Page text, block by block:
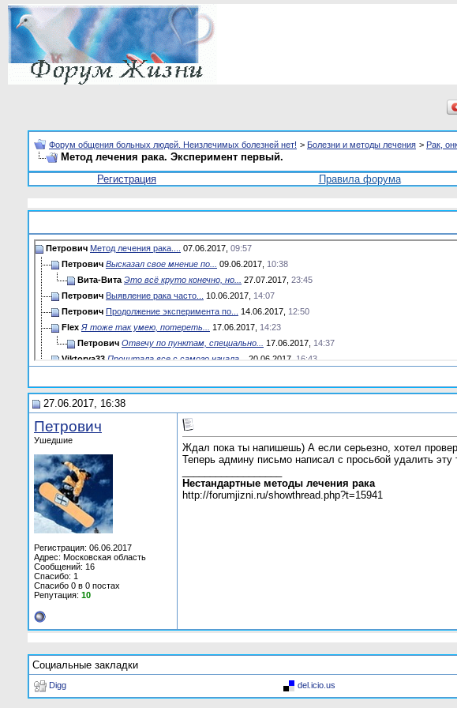
Форум общения больных людей. Неизлечимых болезней нет! > Болезни и методы лечения > Рак,
Метод лечения рака. Эксперимент первый.
Регистрация Правила форума
Петрович Метод лечения рака.... 07.06.2017, 09:57
Петрович Высказал свое мнение по... 09.06.2017, 10:38
Вита-Вита Это всё круто конечно, но... 27.07.2017, 23:45
Петрович Выявление рака часто... 10.06.2017, 14:07
Петрович Продолжение эксперимента по... 14.06.2017, 12:50
Flex Я тоже так умею, потереть... 17.06.2017, 14:23
Петрович Отвечу по пунктам, специально... 17.06.2017, 14:37
Viktorya33 Прочитала все с самого начала... 20.06.2017, 16:43
Петрович Эксперимент завершен удачно!25.06.2017,15:15
qwert К чему ты все это вообще...
Петрович
Ждал пока ты напишешь) А если...
27.06.2017,16:53
Тигран Петросович
27.06.2017, 17:28
Тигран Петросович
Елизавета Смирнова
Термин "Медицинская...10.04.2020,15:24
27.06.2017, 16:38
Петрович
Ушедшие
Регистрация: 06.06.2017
Адрес: Московская область
Сообщений: 16
Спасибо: 1
Спасибо 0 в 0 постах
Репутация: 10
Ждал пока ты напишешь) А если серьезно, хотел
Теперь админу письмо написал с просьбой удалить
Нестандартные методы лечения рака
http://forumjizni.ru/showthread.php?t=15941
Социальные закладки
Digg del.icio.us